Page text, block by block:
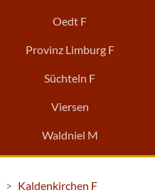
Oedt F
Provinz Limburg F
Süchteln F
Viersen
Waldniel M
Kaldenkirchen F